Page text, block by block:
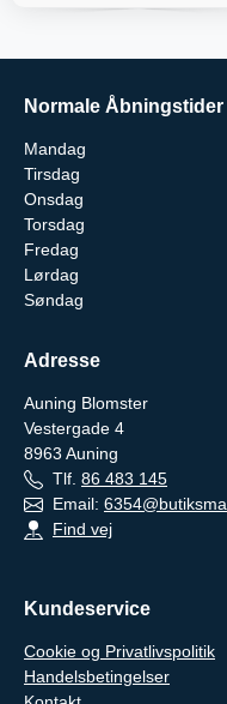
Normale Åbningstider
Mandag
Tirsdag
Onsdag
Torsdag
Fredag
Lørdag
Søndag
Adresse
Auning Blomster
Vestergade 4
8963 Auning
Tlf. 86 483 145
Email:
Find vej
Kundeservice
Cookie og Privatlivspolitik
Handelsbetingelser